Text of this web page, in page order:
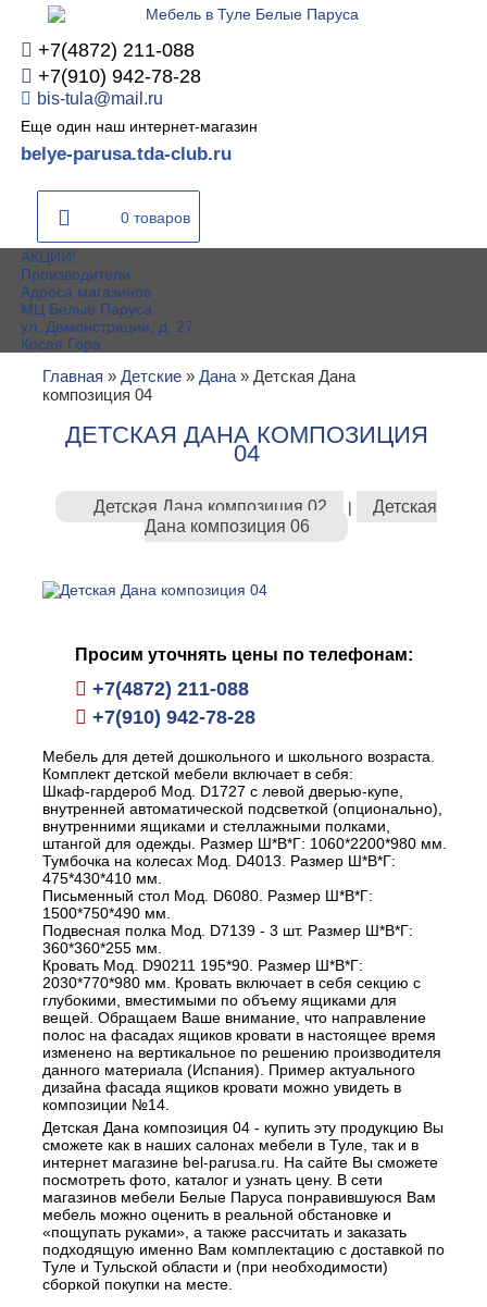
+7(4872) 211-088
+7(910) 942-78-28
bis-tula@mail.ru
Еще один наш интернет-магазин
belye-parusa.tda-club.ru
0 товаров
АКЦИИ!
Производители
Адреса магазинов
МЦ Белые Паруса
ул. Демонстрации, д. 27
Косая Гора
Главная »Детские »Дана »Детская Дана
композиция 04
ДЕТСКАЯ ДАНА КОМПОЗИЦИЯ
04
Детская Дана композиция 02 |
Детская
Дана композиция 06
Просим уточнять цены по телефонам:
+7(4872) 211-088
+7(910) 942-78-28
Мебель для детей дошкольного и школьного возраста.
Комплект детской мебели включает в себя:
Шкаф-гардероб Мод. D1727 с левой дверью-купе,
внутренней автоматической подсветкой (опционально),
внутренними ящиками и стеллажными полками,
штангой для одежды. Размер Ш*В*Г: 1060*2200*980 мм.
Тумбочка на колесах Мод. D4013. Размер Ш*В*Г:
475*430*410 мм.
Письменный стол Мод. D6080. Размер Ш*В*Г:
1500*750*490 мм.
Подвесная полка Мод. D7139 - 3 шт. Размер Ш*В*Г:
360*360*255 мм.
Кровать Мод. D90211 195*90. Размер Ш*В*Г:
2030*770*980 мм. Кровать включает в себя секцию с
глубокими, вместимыми по объему ящиками для
вещей. Обращаем Ваше внимание, что направление
полос на фасадах ящиков кровати в настоящее время
изменено на вертикальное по решению производителя
данного материала (Испания). Пример актуального
дизайна фасада ящиков кровати можно увидеть в
композиции №14.
Детская Дана композиция 04 - купить эту продукцию Вы
сможете как в наших салонах мебели в Туле, так и в
интернет магазине bel-parusa.ru. На сайте Вы сможете
посмотреть фото, каталог и узнать цену. В сети
магазинов мебели Белые Паруса понравившуюся Вам
мебель можно оценить в реальной обстановке и
«пощупать руками», а также рассчитать и заказать
подходящую именно Вам комплектацию с доставкой по
Туле и Тульской области и (при необходимости)
сборкой покупки на месте.